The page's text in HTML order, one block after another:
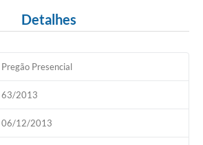
Detalhes
Pregão Presencial
63/2013
06/12/2013